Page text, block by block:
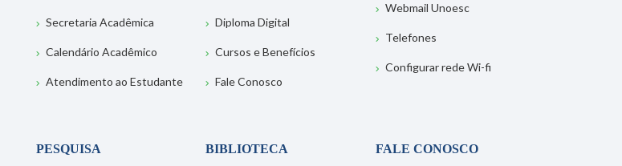
Secretaria Acadêmica
Calendário Acadêmico
Atendimento ao Estudante
Diploma Digital
Cursos e Benefícios
Fale Conosco
Webmail Unoesc
Telefones
Configurar rede Wi-fi
PESQUISA BIBLIOTECA FALE CONOSCO